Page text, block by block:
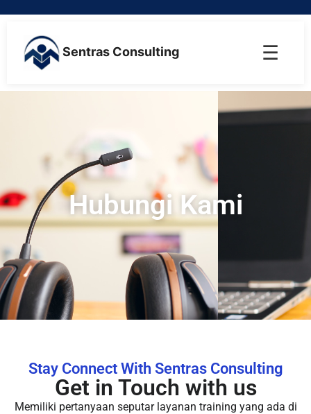
Sentras Consulting ☰
Hubungi Kami
Stay Connect With Sentras Consulting
Get in Touch with us
Memiliki pertanyaan seputar layanan training yang ada di